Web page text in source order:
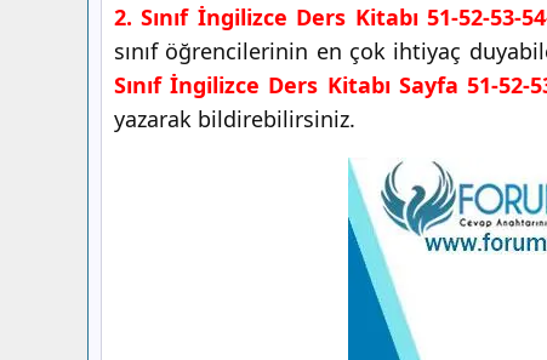
2. Sınıf İngilizce Ders Kitabı 51-52-53-
sınıf öğrencilerinin en çok ihtiyaç
Sınıf İngilizce Ders Kitabı Sayfa 51-52-
yazarak bildirebilirsiniz.